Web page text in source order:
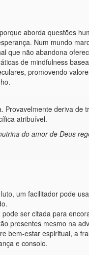
aborda questões
Num mundo
que não abandona
de mindfulness
promovendo
Provavelmente deriva de
atribuível.
do amor de Deus
um facilitador pode
ser citada para
presentes mesmo na
bem-estar espiritual, a
e consolo.